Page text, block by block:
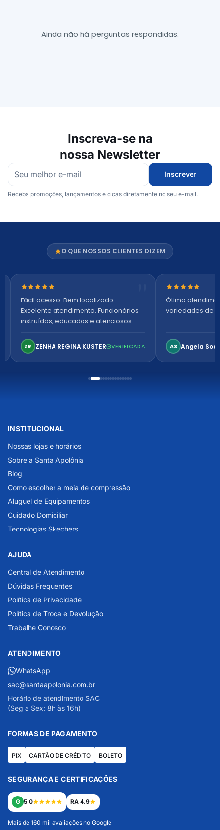
Ainda não há perguntas respondidas.
Inscreva-se na
nossa Newsletter
Inscrever
Receba promoções, lançamentos e dicas diretamente no seu e-mail.
O QUE NOSSOS CLIENTES DIZEM
Nota 5 de 5 estrelas
Fácil acesso. Bem localizado.
Excelente atendimento. Funcionários
instruídos, educados e atenciosos.
confortável. Perfeito!
ZR ZENHA REGINA KUSTER VERIFICADA
Nota 5 de 5
Ótimo
variedades de
AS Angela
INSTITUCIONAL
Nossas lojas e horários
Sobre a Santa Apolônia
Blog
Como escolher a meia de compressão
Aluguel de Equipamentos
Cuidado Domiciliar
Tecnologias Skechers
AJUDA
Central de Atendimento
Dúvidas Frequentes
Política de Privacidade
Política de Troca e Devolução
Trabalhe Conosco
ATENDIMENTO
WhatsApp
sac@santaapolonia.com.br
Horário de atendimento SAC
(Seg a Sex: 8h às 16h)
FORMAS DE PAGAMENTO
PIX CARTÃO DE CRÉDITO BOLETO
SEGURANÇA E CERTIFICAÇÕES
G 5.0 RA 4.9
Mais de 160 mil avaliações no Google